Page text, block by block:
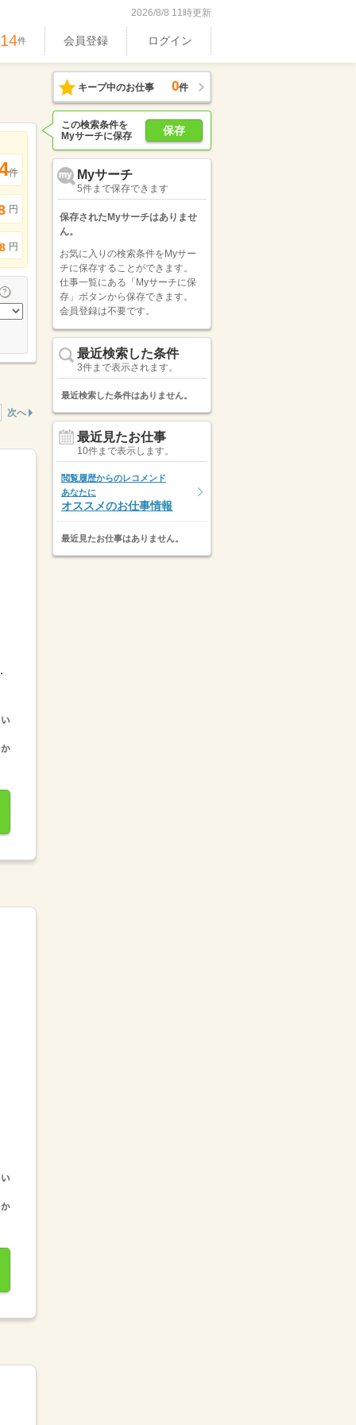
2026/8/8 11時更新
件 会員登録 ログイン
件
円
円
次へ
休み」「扶...
キープ中のお仕事 0件
保存
この検索条件を
Myサーチに保存
Myサーチ
5件まで保存できます
保存されたMyサーチはありませ
ん。
お気に入りの検索条件をMyサー
チに保存することができます。
仕事一覧にある「Myサーチに保
存」ボタンから保存できます。
会員登録は不要です。
最近検索した条件
3件まで表示されます。
最近検索した条件はありません。
最近見たお仕事
10件まで表示します。
閲覧履歴からのレコメンド
あなたに
オススメのお仕事情報
最近見たお仕事はありません。